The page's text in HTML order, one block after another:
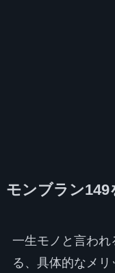
モンブラン149
一生モノと言わ
る、具体的なメ